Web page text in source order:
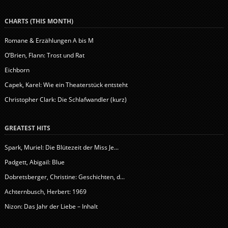
CHARTS (THIS MONTH)
Romane & Erzählungen A bis M
O’Brien, Flann: Trost und Rat
Eichborn
Capek, Karel: Wie ein Theaterstück entsteht
Christopher Clark: Die Schlafwandler (kurz)
GREATEST HITS
Spark, Muriel: Die Blütezeit der Miss Je...
Padgett, Abigail: Blue
Dobretsberger, Christine: Geschichten, d...
Achternbusch, Herbert: 1969
Nizon: Das Jahr der Liebe – Inhalt